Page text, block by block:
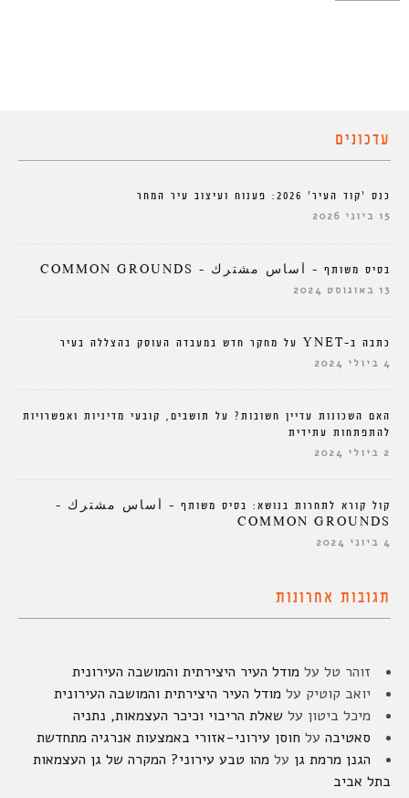
עדכונים
כנס ‘קוד העיר’ 2026: פענוח ועיצוב עיר המחר
15 ביוני 2026
בסיס משותף – أساس مشترك – COMMON GROUNDS
13 באוגוסט 2024
כתבה ב-YNET על מחקר חדש במעבדה העוסק בהצללה בעיר
4 ביולי 2024
האם השכונות עדיין חשובות? על תושבים, קובעי מדיניות ואפשרויות
להתפתחות עתידית
2 ביולי 2024
קול קורא לתחרות בנושא: בסיס משותף – أساس مشترك –
COMMON GROUNDS
4 ביוני 2024
תגובות אחרונות
זוהר טל על מודל העיר היצירתית והמושבה העירונית
יואב קוטיק על מודל העיר היצירתית והמושבה העירונית
מיכל ביטון על שאלת הריבוי וכיכר העצמאות, נתניה
סאטיבה על חוסן עירוני-אזורי באמצעות אנרגיה מתחדשת
הגנן מרמת גן על מהו טבע עירוני? המקרה של גן העצמאות
בתל אביב